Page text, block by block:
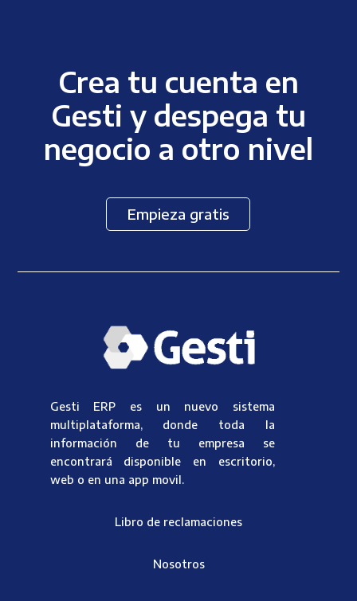
Crea tu cuenta en
Gesti y despega tu
negocio a otro nivel
Empieza gratis
Gesti ERP es un nuevo sistema
multiplataforma, donde toda la
información de tu empresa se
encontrará disponible en escritorio,
web o en una app movil.
Libro de reclamaciones
Nosotros